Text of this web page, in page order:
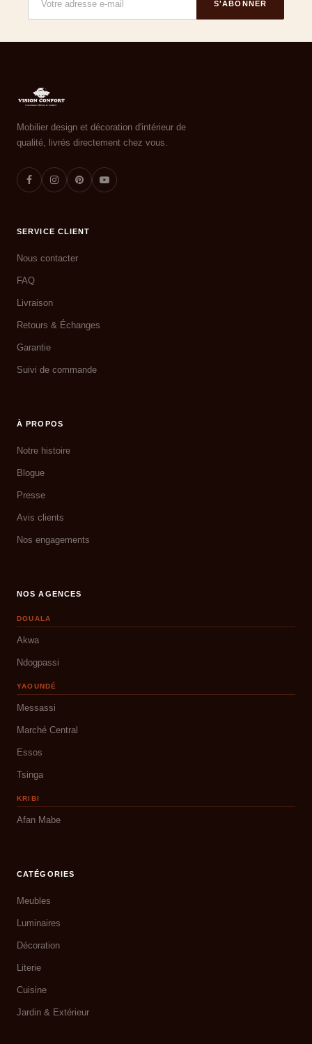
S'ABONNER
Mobilier design et décoration d'intérieur de
qualité, livrés directement chez vous.
SERVICE CLIENT
Nous contacter
FAQ
Livraison
Retours & Échanges
Garantie
Suivi de commande
À PROPOS
Notre histoire
Blogue
Presse
Avis clients
Nos engagements
NOS AGENCES
DOUALA
Akwa
Ndogpassi
YAOUNDÉ
Messassi
Marché Central
Essos
Tsinga
KRIBI
Afan Mabe
CATÉGORIES
Meubles
Luminaires
Décoration
Literie
Cuisine
Jardin & Extérieur